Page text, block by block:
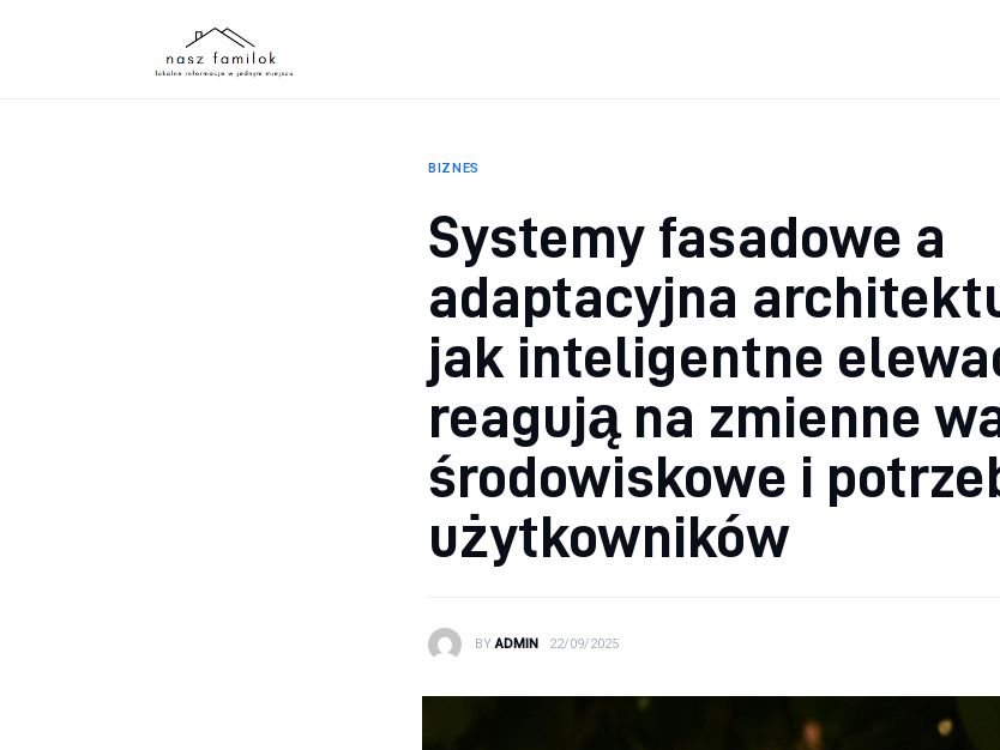
BIZNES
Systemy fasadowe a
adaptacyjna
jak inteligentne
reagują na zmienne
środowiskowe i
użytkowników
BY ADMIN 22/09/2025